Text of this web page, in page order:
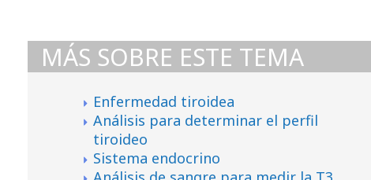
MÁS SOBRE ESTE TEMA
Enfermedad tiroidea
Análisis para determinar el perfil
tiroideo
Sistema endocrino